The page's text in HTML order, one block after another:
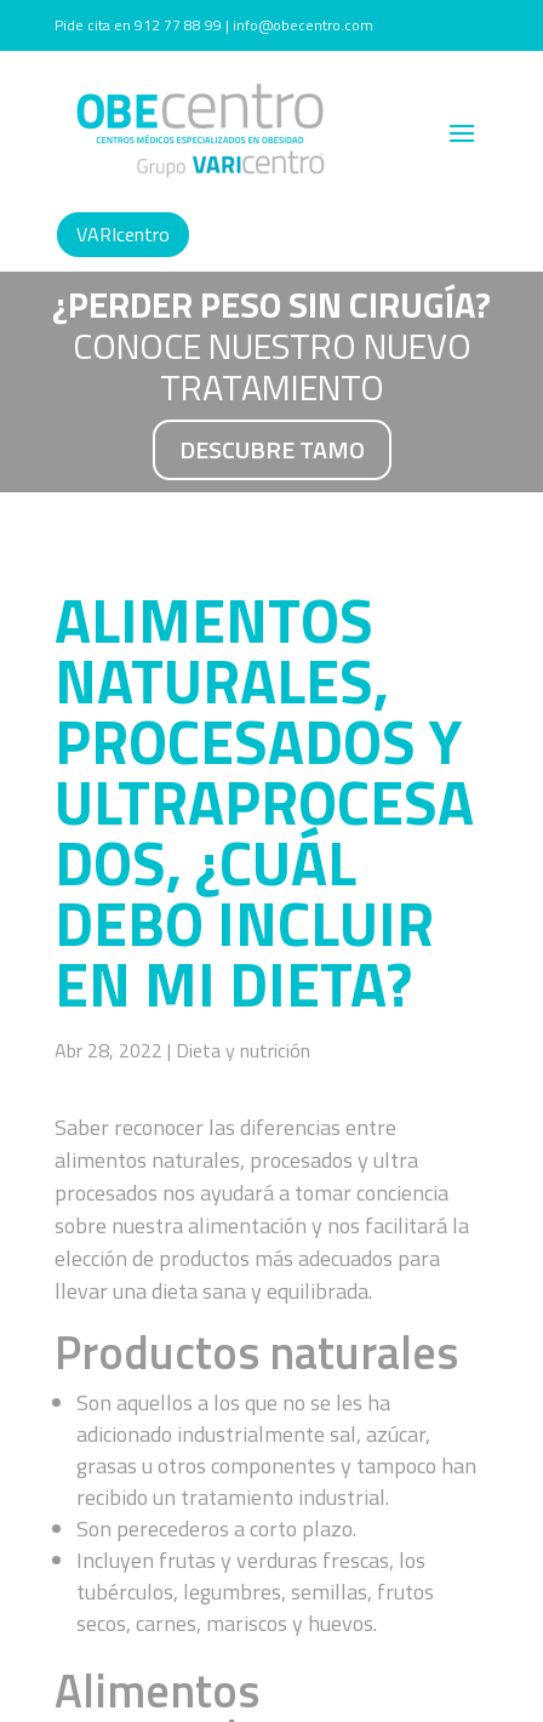
Pide cita en 912 77 88 99 | info@obecentro.com
VARIcentro
¿PERDER PESO SIN CIRUGÍA?
CONOCE NUESTRO NUEVO
TRATAMIENTO
DESCUBRE TAMO
ALIMENTOS
NATURALES,
PROCESADOS Y
ULTRAPROCESA
DOS, ¿CUÁL
DEBO INCLUIR
EN MI DIETA?
Abr 28, 2022 | Dieta y nutrición
Saber reconocer las diferencias entre
alimentos naturales, procesados y ultra
procesados nos ayudará a tomar conciencia
sobre nuestra alimentación y nos facilitará la
elección de productos más adecuados para
llevar una dieta sana y equilibrada.
Productos naturales
Son aquellos a los que no se les ha
adicionado industrialmente sal, azúcar,
grasas u otros componentes y tampoco han
recibido un tratamiento industrial.
Son perecederos a corto plazo.
Incluyen frutas y verduras frescas, los
tubérculos, legumbres, semillas, frutos
secos, carnes, mariscos y huevos.
Alimentos